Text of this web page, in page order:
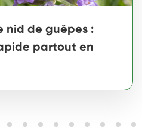
nid de guêpes :
partout en